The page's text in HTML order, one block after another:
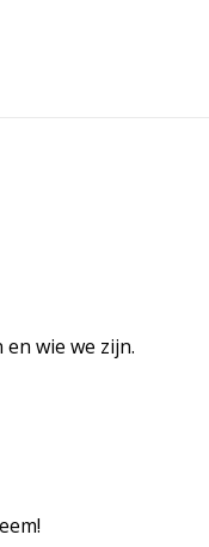
wie we zijn.